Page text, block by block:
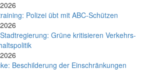
Poli­zei übt mit ABC-Schüt­zen
Grüne kritisieren Verkehrs-
Beschilderung der Einschränkungen